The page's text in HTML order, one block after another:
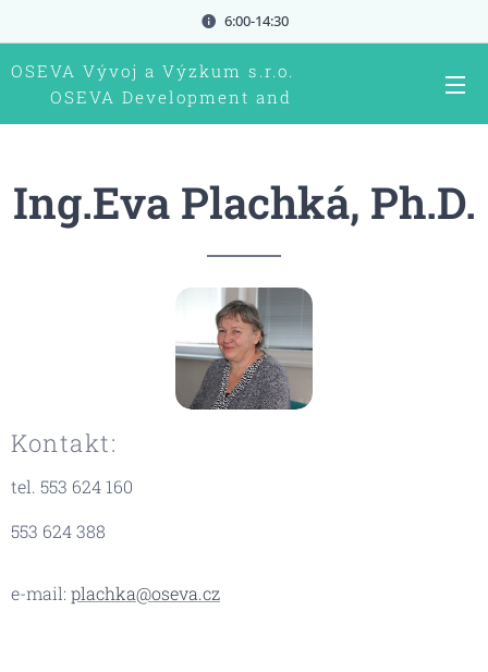
6:00-14:30
OSEVA Vývoj a Výzkum s.r.o.
OSEVA Development and
research Ltd.
Ing.Eva Plachká, Ph.D.
Kontakt:
tel. 553 624 160
553 624 388
e-mail: plachka@oseva.cz